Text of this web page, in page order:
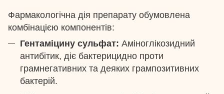
Фармакологічна дія препарату обумовлена
комбінацією компонентів:
Гентаміцину сульфат: Аміноглікозидний
антибітик, діє бактерицидно проти
грамнегативних та деяких грампозитивних
бактерій.